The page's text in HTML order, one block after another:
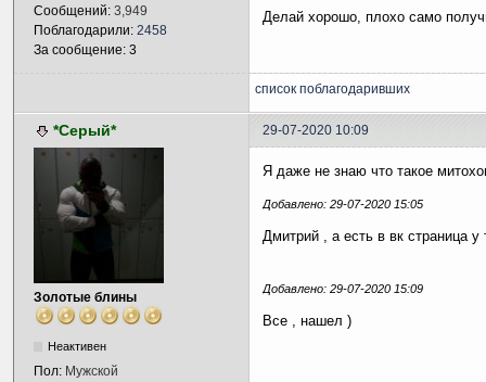
Сообщений: 3,949
Поблагодарили: 2458
За сообщение: 3
Делай хорошо, плохо само
список поблагодаривших
*Серый* 29-07-2020 10:09
Золотые блины
Неактивен
Пол: Мужской
Я даже не знаю что такое
Добавлено: 29-07-2020 15:05
Дмитрий , а есть в вк страница у
Добавлено: 29-07-2020 15:09
Все , нашел )